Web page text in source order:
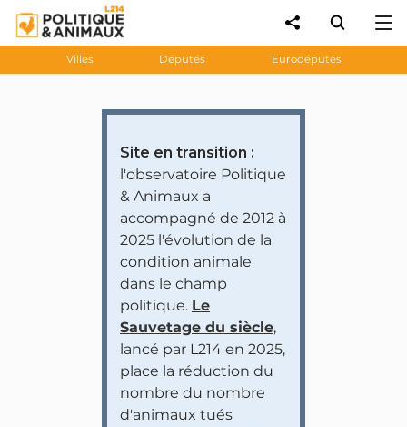
Villes Députés Eurodéputés
Site en transition :
l'observatoire Politique
& Animaux a
accompagné de 2012 à
2025 l'évolution de la
condition animale
dans le champ
politique. Le
Sauvetage du siècle,
lancé par L214 en 2025,
place la réduction du
nombre du nombre
d'animaux tués